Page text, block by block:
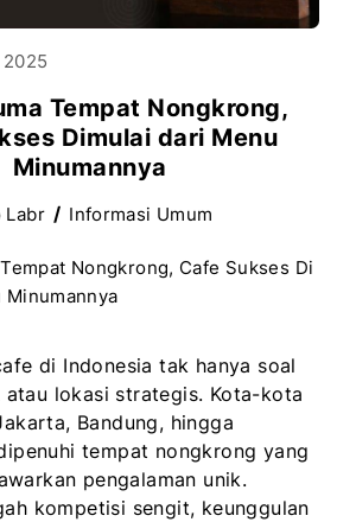
Tempat Nongkrong,
Dimulai dari Menu
Minumannya
Labr Informasi Umum
Nongkrong, Cafe Sukses Di
Minumannya
di Indonesia tak hanya soal
lokasi strategis. Kota-kota
Bandung, hingga
tempat nongkrong yang
pengalaman unik.
kompetisi sengit, keunggulan